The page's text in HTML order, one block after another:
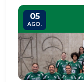
05
AGO.